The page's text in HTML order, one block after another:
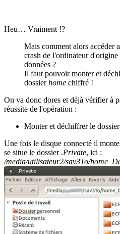
Heu… Vraiment !?
Mais comment alors accéder
crash de l'ordinateur d'origine
données ?
Il faut pouvoir monter et
dossierhome chiffré !
On va donc dores et déjà vérifier à
réussite de l'opération :
Monter et déchiffrer le dossier
Une fois le disque connecté il
se situe le dossier.Private, ici :
/media/utilisateur2/sav3To/